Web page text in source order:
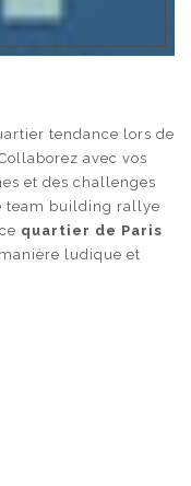
tendance lors de
avec vos
et des challenges
team building rallye
quartier de Paris
ludique et